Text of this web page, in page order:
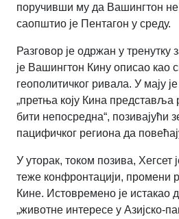
поручивши му да Вашингтон не
саопштио је Пентагон у среду.
Разговор је одржан у тренутку
је Вашингтон Кину описао као
геополитичког ривала. У мају
„претња коју Кина представља
бити непосредна“, позивајући
пацифичког региона да
У уторак, током позива,
теже конфронтацији, промени
Кине. Истовремено је истакао
„животне интересе у Азијско-